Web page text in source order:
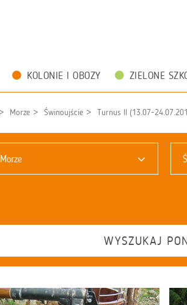
KOLONIE I OBOZY ZIELONE
Morze Świnoujście Turnus II (13.07-
Morze
WYSZUKAJ